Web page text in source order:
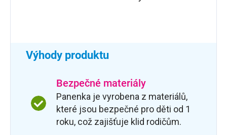
Výhody produktu
Bezpečné materiály
Panenka je vyrobena z materiálů,
které jsou bezpečné pro děti od 1
roku, což zajišťuje klid rodičům.